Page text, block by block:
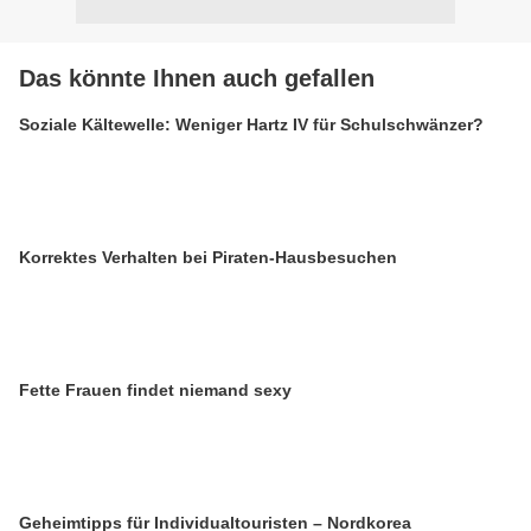
Das könnte Ihnen auch gefallen
Soziale Kältewelle: Weniger Hartz IV für Schulschwänzer?
Korrektes Verhalten bei Piraten-Hausbesuchen
Fette Frauen findet niemand sexy
Geheimtipps für Individualtouristen – Nordkorea